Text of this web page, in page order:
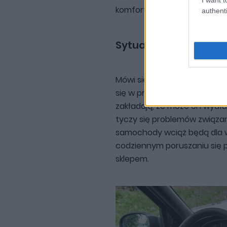
komfort podróżowania po
Sytuacja prędko się
Mówi się, że kryzys
się w przyszłym roku.
zakładają, że może on
tyczy się problemów
samochody wciąż będą dla
codziennym poruszaniu się
sklepem.